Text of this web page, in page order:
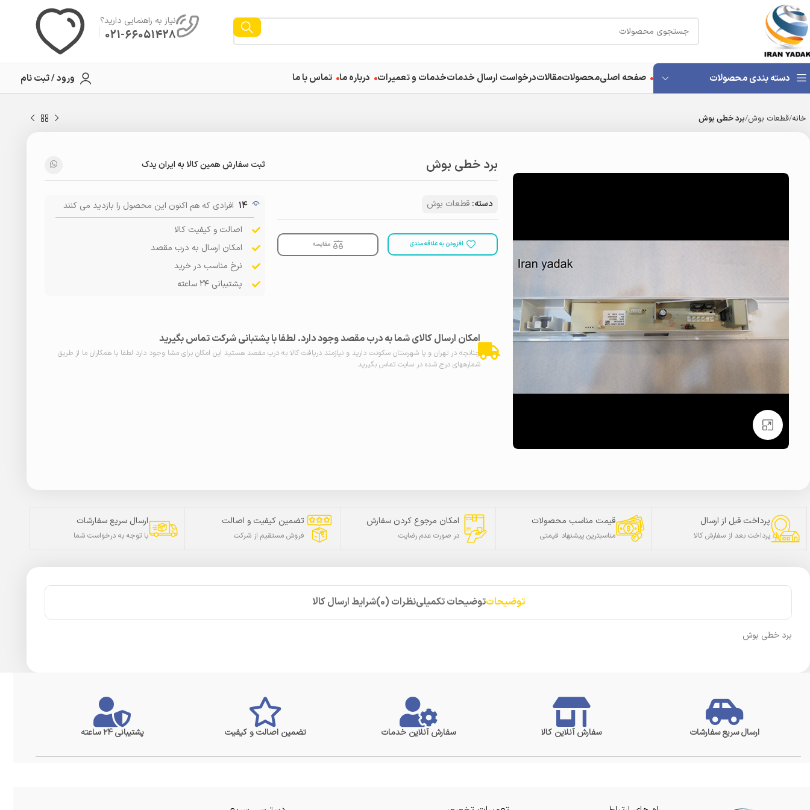
نیاز به راهنمایی دارید؟
021-66051428
دسته بندی محصولات صفحه اصلیمحصولاتمقالاتدرخواست ارسال خدماتخدمات و تعمیرات درباره ما تماس با ما ورود / ثبت نام
خانه قطعات بوش برد خطی بوش
برد خطی بوش ثبت سفارش همین کالا به ایران یدک
دسته: قطعات بوش
افزودن به علاقه مندی مقایسه
14 افرادی که هم اکنون این محصول را بازدید می کنند
اصالت و کیفیت کالا
امکان ارسال به درب مقصد
نرخ مناسب در خرید
پشتیبانی ۲۴ ساعته
امکان ارسال کالای شما به درب مقصد وجود دارد. لطفا با پشتبانی شرکت تماس بگیرید
چنانچه در تهران و یا شهرستان سکونت دارید و نیازمند دریافت کالا به درب مقصد هستید این امکان برای مشا وجود دارد لطفا با همکاران ما از طریق
شمارههای درج شده در سایت تماس بگیرید.
پرداخت قبل از ارسال
پرداخت بعد از سفارش کالا
قیمت مناسب محصولات
مناسبترین پیشنهاد قیمتی
امکان مرجوع کردن سفارش
در صورت عدم رضایت
تضمین کیفیت و اصالت
فروش مستقیم از شرکت
ارسال سریع سفارشات
با توجه به درخواست شما
توضیحاتتوضیحات تکمیلینظرات (0) شرایط ارسال کالا
برد خطی بوش
ارسال سریع سفارشات سفارش آنلاین کالا سفارش آنلاین خدمات تضمین اصالت و کیفیت پشتیبانی ۲۴ ساعته